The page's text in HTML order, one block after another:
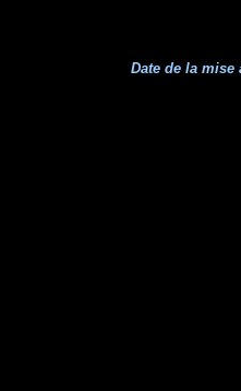
Date de la